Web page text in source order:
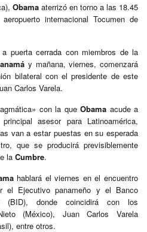
Obama aterrizó en torno a las 18.45
internacional Tocumen de
puerta cerrada con miembros de la
y mañana, viernes, comenzará
bilateral con el presidente de este
Carlos Varela.
con la que Obama acude a
asesor para Latinoamérica,
van a estar puestas en su esperada
que se producirá previsiblemente
la Cumbre.
hablará el viernes en el encuentro
el Ejecutivo panameño y el Banco
(BID), donde coincidirá con los
(México), Juan Carlos Varela
entre otros.